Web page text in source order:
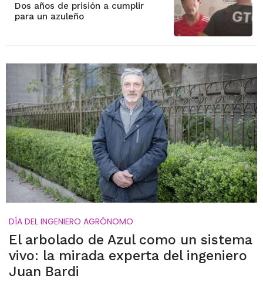
Dos años de prisión a cumplir
para un azuleño
DÍA DEL INGENIERO AGRÓNOMO
El arbolado de Azul como un sistema
vivo: la mirada experta del ingeniero
Juan Bardi